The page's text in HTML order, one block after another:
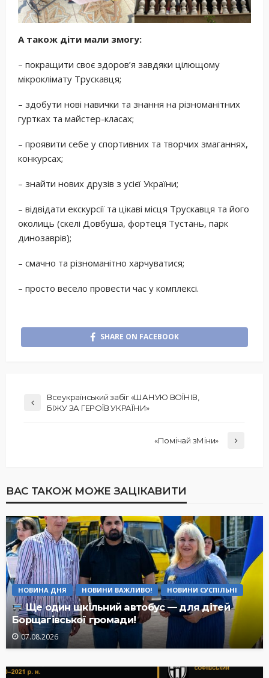
А також діти мали змогу:
– покращити своє здоров’я завдяки цілющому
мікроклімату Трускавця;
– здобути нові навички та знання на різноманітних
гуртках та майстер-класах;‍
– проявити себе у спортивних та творчих змаганнях,
конкурсах;
– знайти нових друзів з усієї України;
– відвідати екскурсії та цікаві місця Трускавця та його
околиць (скелі Довбуша, фортеця Тустань, парк
динозаврів);
– смачно та різноманітно харчуватися;
– просто весело провести час у комплексі.
SHARE ON FACEBOOK
Всеукраїнський забіг «ШАНУЮ ВОЇНІВ,
БІЖУ ЗА ГЕРОЇВ УКРАЇНИ»
«Помічай зМіни»
ВАС ТАКОЖ МОЖЕ ЗАЦІКАВИТИ
НОВИНА ДНЯ НОВИНИ ВАЖЛИВО! НОВИНИ СУСПІЛЬНІ
Ще один шкільний автобус — для дітей
Борщагівської громади!
07.08.2026